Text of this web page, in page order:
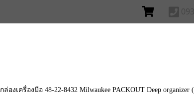
กล่องเครื่องมีอ 48-22-8432 Milwaukee PACKOUT Deep